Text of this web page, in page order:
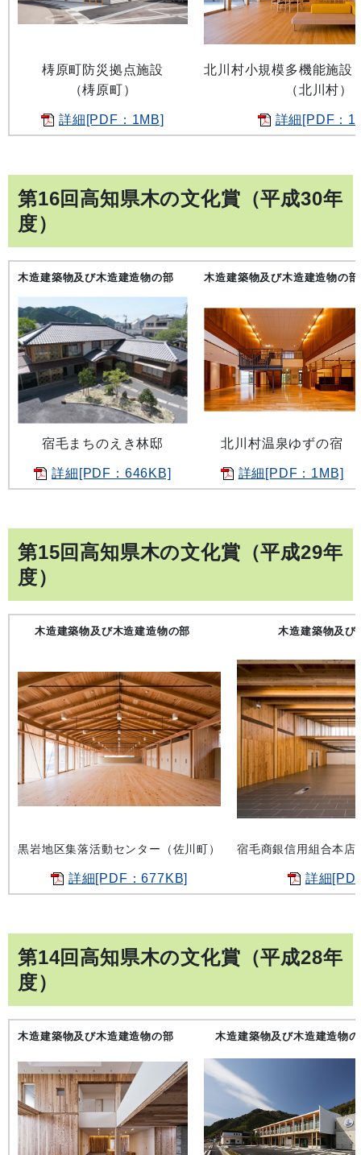
梼原町防災拠点施設
（梼原町）
北川村小規模多機能施設
（北川村）
詳細[PDF：1MB] 詳細[PDF：
第16回高知県木の文化賞（平成30年
度）
木造建築物及び木造建造物の部 木造建築物及び木造建造物の部
宿毛まちのえき林邸 北川村温泉ゆずの宿
詳細[PDF：646KB] 詳細[PDF：1MB]
第15回高知県木の文化賞（平成29年
度）
木造建築物及び木造建造物の部 木造建築物及び
黒岩地区集落活動センター（佐川町） 宿毛商銀信用組合本店
詳細[PDF：677KB] 詳細
第14回高知県木の文化賞（平成28年
度）
木造建築物及び木造建造物の部 木造建築物及び木造建造物